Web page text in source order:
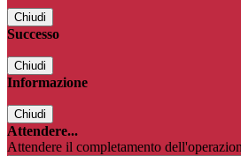
Chiudi
Successo
Chiudi
Informazione
Chiudi
Attendere...
Attendere il completamento